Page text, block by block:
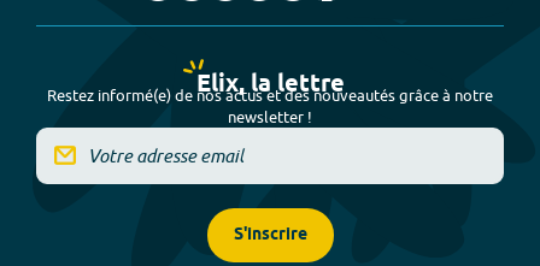
Elix, la lettre
Restez informé(e) de nos actus et des nouveautés grâce à notre
newsletter !
S'inscrire